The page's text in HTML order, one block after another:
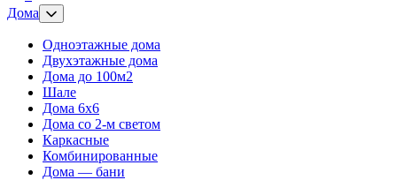
Дома
Одноэтажные дома
Двухэтажные дома
Дома до 100м2
Шале
Дома 6х6
Дома со 2-м светом
Каркасные
Комбинированные
Дома — бани